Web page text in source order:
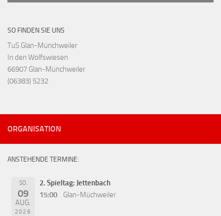
SO FINDEN SIE UNS
TuS Glan-Münchweiler
In den Wolfswiesen
66907 Glan-Münchweiler
(06383) 5232
ORGANISATION
ANSTEHENDE TERMINE:
SO.
09
AUG.
2026
2. Spieltag: Jettenbach
15:00
Glan-Müchweiler